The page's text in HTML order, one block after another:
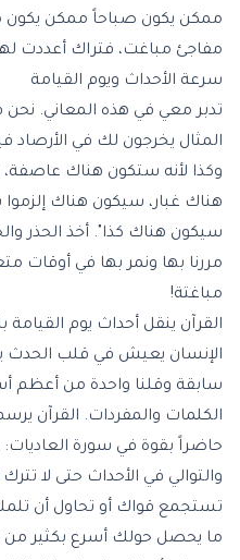
ممكن يكون صباحاً ممكن
مفاجئ مباغت، فتراك أعددت
سرعة الأحداث ويوم القيامة
تدبر معي في هذه المعاني. نحن
المثال يخرجون لك في الأرصاد
وكذا لأنه ستكون هناك
هناك غبار، سيكون هناك إلزموا
سيكون هناك كذا". أخذ الحذر
مررنا بها ونمر بها في أوقات
مباغتة!
القرآن ينقل أحداث يوم القيامة
الإنسان يعيش في قلب الحدث
سابقة وقلنا واحدة من أعظم
الكلمات والمفردات. القرآن
حاضراً بقوة في سورة
والتوالي في الأحداث حتى لا
تستجمع قواك أو تحاول أن
ما يحصل حولك أسرع بكثير من